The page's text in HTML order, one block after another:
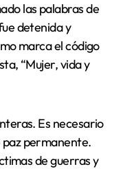
las palabras de
detenida y
marca el código
“Mujer, vida y
Es necesario
paz permanente.
de guerras y